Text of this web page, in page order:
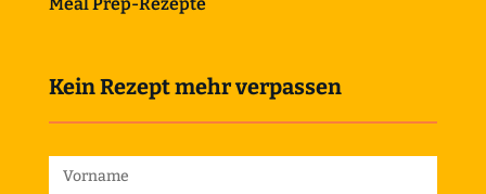
Kein Rezept mehr verpassen